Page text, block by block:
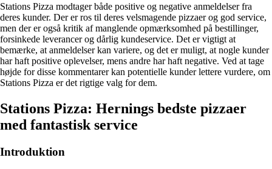
Stations Pizza modtager både positive og negative anmeldelser fra
deres kunder. Der er ros til deres velsmagende pizzaer og god service,
men der er også kritik af manglende opmærksomhed på bestillinger,
forsinkede leverancer og dårlig kundeservice. Det er vigtigt at
bemærke, at anmeldelser kan variere, og det er muligt, at nogle kunder
har haft positive oplevelser, mens andre har haft negative. Ved at tage
højde for disse kommentarer kan potentielle kunder lettere vurdere, om
Stations Pizza er det rigtige valg for dem.
Stations Pizza: Hernings bedste pizzaer
med fantastisk service
Introduktion